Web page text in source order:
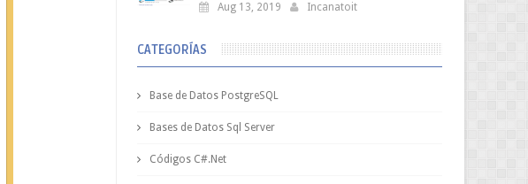
Aug 13, 2019 Incanatoit
CATEGORÍAS
Base de Datos PostgreSQL
Bases de Datos Sql Server
Códigos C#.Net